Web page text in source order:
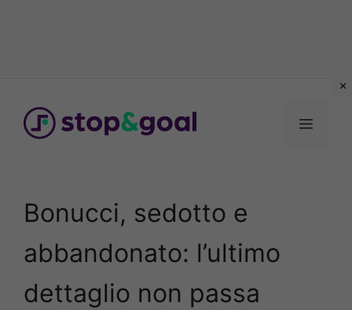
contenuto
Menu
Bonucci, sedotto e
abbandonato: l’ultimo
dettaglio non passa